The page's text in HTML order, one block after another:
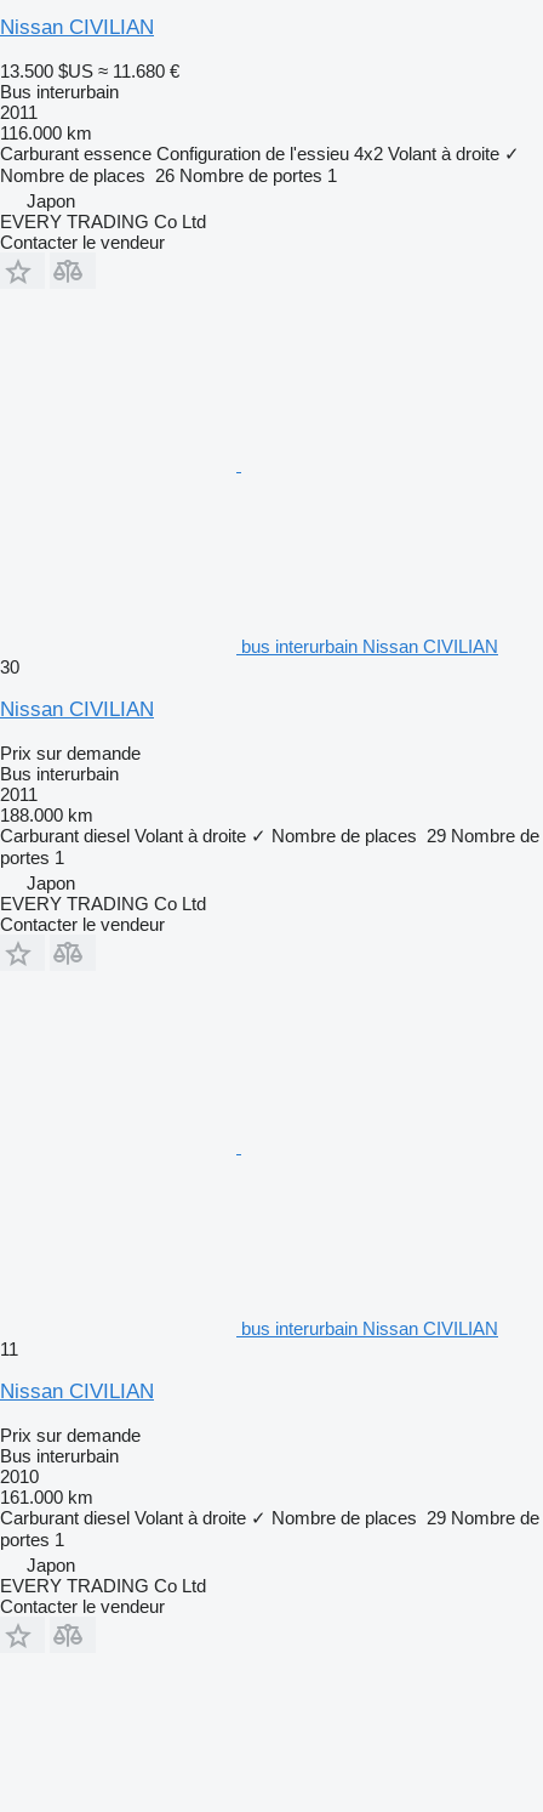
Nissan CIVILIAN
13.500 $US ≈ 11.680 €
Bus interurbain
2011
116.000 km
Carburant essence Configuration de l'essieu 4x2 Volant à droite ✓
Nombre de places 26 Nombre de portes 1
Japon
EVERY TRADING Co Ltd
Contacter le vendeur
bus interurbain Nissan CIVILIAN
30
Nissan CIVILIAN
Prix sur demande
Bus interurbain
2011
188.000 km
Carburant diesel Volant à droite ✓ Nombre de places 29 Nombre de
portes 1
Japon
EVERY TRADING Co Ltd
Contacter le vendeur
bus interurbain Nissan CIVILIAN
11
Nissan CIVILIAN
Prix sur demande
Bus interurbain
2010
161.000 km
Carburant diesel Volant à droite ✓ Nombre de places 29 Nombre de
portes 1
Japon
EVERY TRADING Co Ltd
Contacter le vendeur